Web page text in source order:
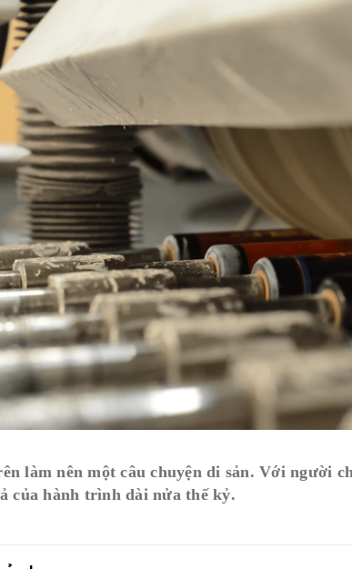
làm nên một câu chuyện di sản. Với người
của hành trình dài nửa thế kỷ.